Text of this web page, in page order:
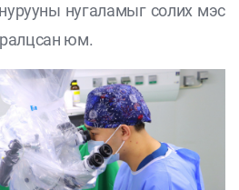
нугаламыг солих мэс
юм.